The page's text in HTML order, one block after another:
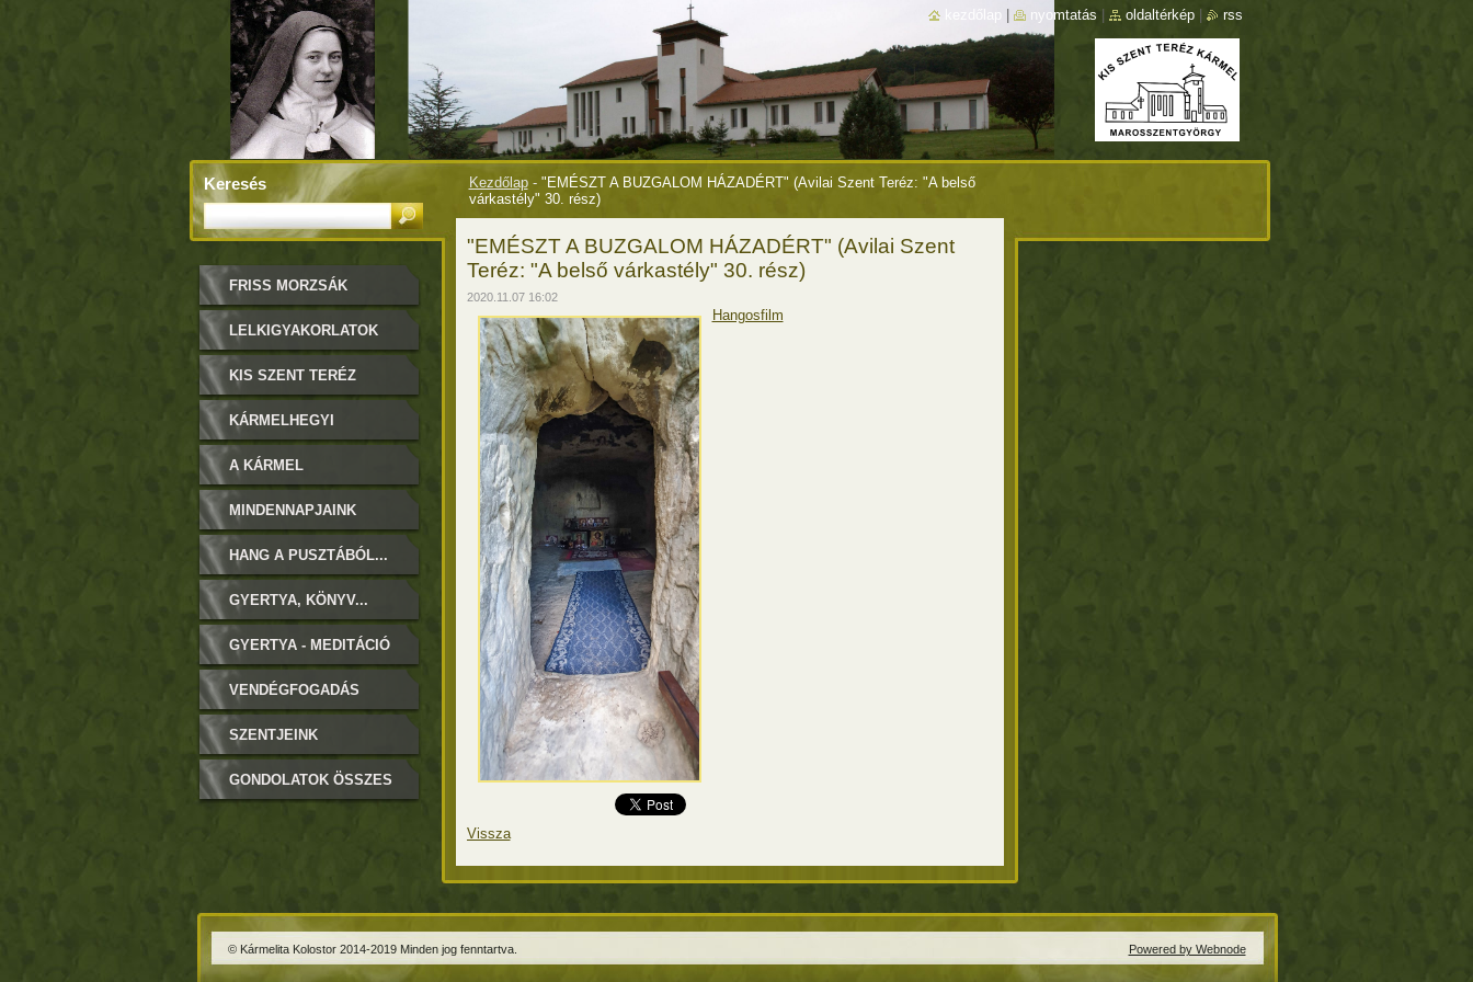
Kezdőlap - "EMÉSZT A BUZGALOM HÁZADÉRT" (Avilai Szent Teréz: "A belső
várkastély" 30. rész)
"EMÉSZT A BUZGALOM HÁZADÉRT" (Avilai Szent
Teréz: "A belső várkastély" 30. rész)
2020.11.07 16:02
Hangosfilm
Vissza
FRISS MORZSÁK
LELKIGYAKORLATOK
KIS SZENT TERÉZ
KÁRMELHEGYI
BOLDOGASSZONY
A KÁRMEL
MINDENNAPJAINK
HANG A PUSZTÁBÓL...
GYERTYA, KÖNYV...
GYERTYA - MEDITÁCIÓ
VENDÉGFOGADÁS
SZENTJEINK
GONDOLATOK ÖSSZES
Keresés
kezdőlap nyomtatás oldaltérkép rss
© Kármelita Kolostor 2014-2019 Minden jog fenntartva. Powered by Webnode